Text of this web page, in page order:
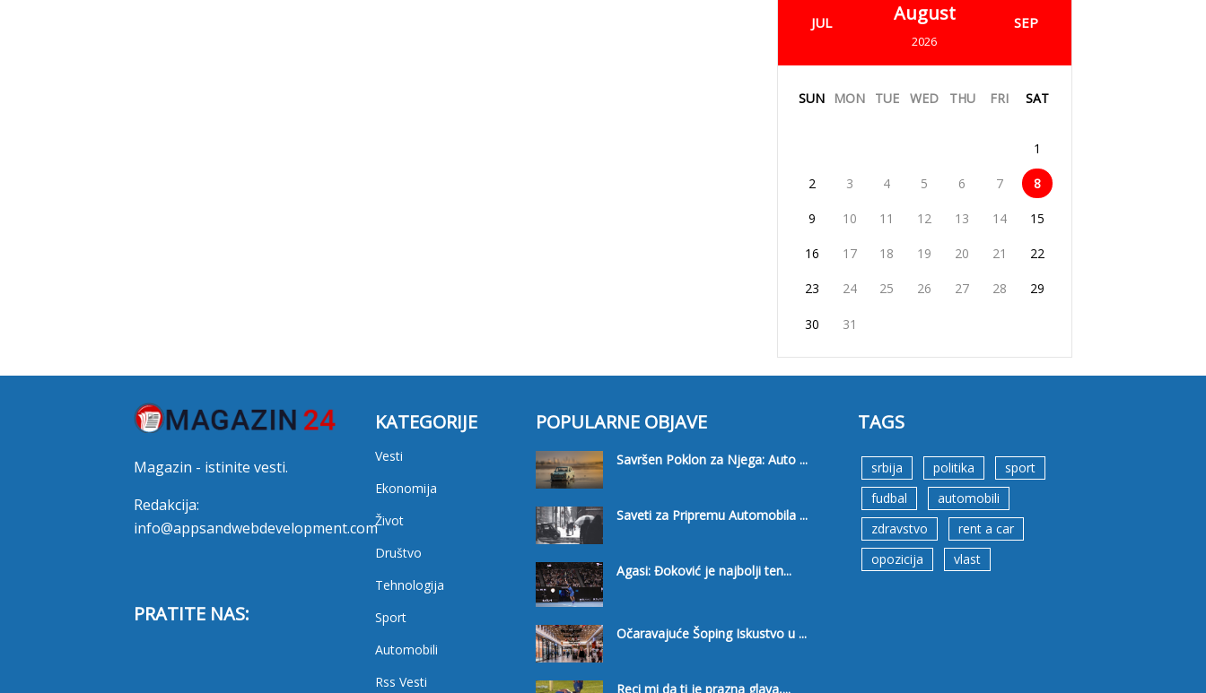
JUL August
2026
SEP
SUN MON TUE WED THU FRI SAT
1
2 3 4 5 6 7 8
9 10 11 12 13 14 15
16 17 18 19 20 21 22
23 24 25 26 27 28 29
30 31
Magazin - istinite vesti.
Redakcija:
info@appsandwebdevelopment.com
PRATITE NAS:
KATEGORIJE
Vesti
Ekonomija
Život
Društvo
Tehnologija
Sport
Automobili
Rss Vesti
POPULARNE OBJAVE
Savršen Poklon za Njega: Auto ...
Saveti za Pripremu Automobila ...
Agasi: Đoković je najbolji ten...
Očaravajuće Šoping Iskustvo u ...
Reci mi da ti je prazna glava,...
TAGS
srbija politika
sport
fudbal
automobili
zdravstvo
rent a car
opozicija
vlast